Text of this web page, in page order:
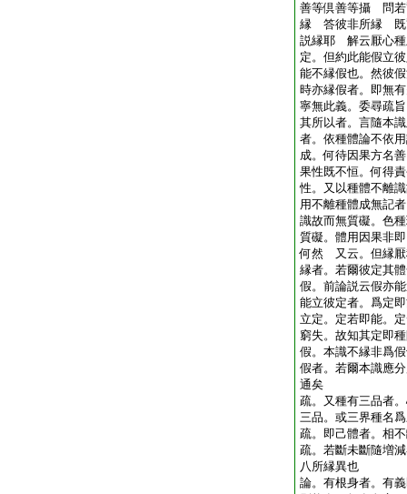
善等倶善等攝 問若
縁 答彼非所縁 既
説縁耶 解云厭心種
定。但約此能假立
能不縁假也。然彼
時亦縁假者。即無
寧無此義。委尋疏
其所以者。言隨本
者。依種體論不依
成。何待因果方名
果性既不恒。何得
性。又以種體不離
用不離種體成無記
識故而無質礙。色
質礙。體用因果非
何然 又云。但縁厭
縁者。若爾彼定其
假。前論説云假亦
能立彼定者。爲定
立定。定若即能。
窮失。故知其定即
假。本識不縁非爲
假者。若爾本識應
通矣
疏。又種有三品者
三品。或三界種名
疏。即己體者。相
疏。若斷未斷隨増
八所縁異也
論。有根身者。有